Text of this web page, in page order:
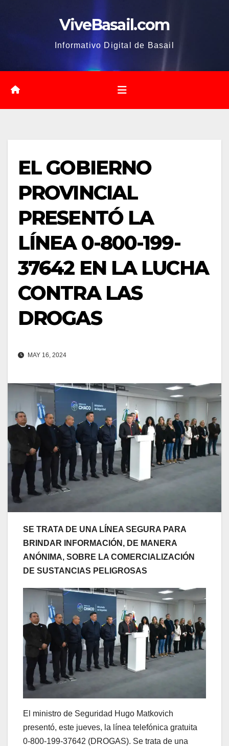
ViveBasail.com
Informativo Digital de Basail
EL GOBIERNO
PROVINCIAL
PRESENTÓ LA
LÍNEA 0-800-199-
37642 EN LA LUCHA
CONTRA LAS
DROGAS
MAY 16, 2024
SE TRATA DE UNA LÍNEA SEGURA PARA
BRINDAR INFORMACIÓN, DE MANERA
ANÓNIMA, SOBRE LA COMERCIALIZACIÓN
DE SUSTANCIAS PELIGROSAS
El ministro de Seguridad Hugo Matkovich
presentó, este jueves, la línea telefónica gratuita
0-800-199-37642 (DROGAS). Se trata de una